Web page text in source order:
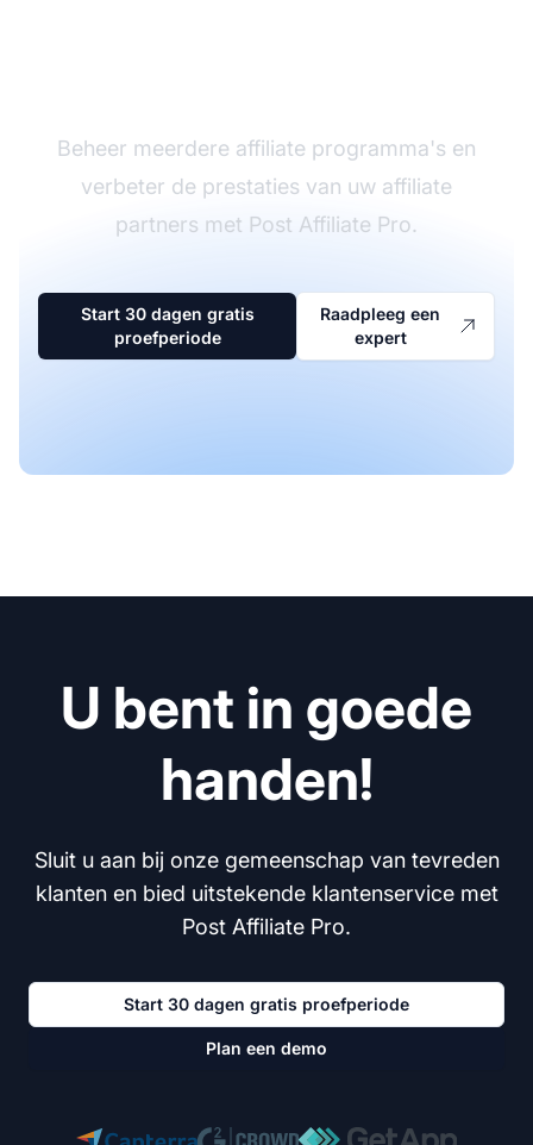
Beheer meerdere affiliate programma's en
verbeter de prestaties van uw affiliate
partners met Post Affiliate Pro.
Start 30 dagen gratis
proefperiode
Raadpleeg een
expert
U bent in goede
handen!
Sluit u aan bij onze gemeenschap van tevreden
klanten en bied uitstekende klantenservice met
Post Affiliate Pro.
Start 30 dagen gratis proefperiode
Plan een demo